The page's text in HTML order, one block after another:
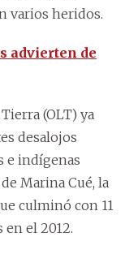
varios heridos.
advierten de
(OLT) ya
desalojos
e indígenas
Marina Cué, la
culminó con 11
el 2012.